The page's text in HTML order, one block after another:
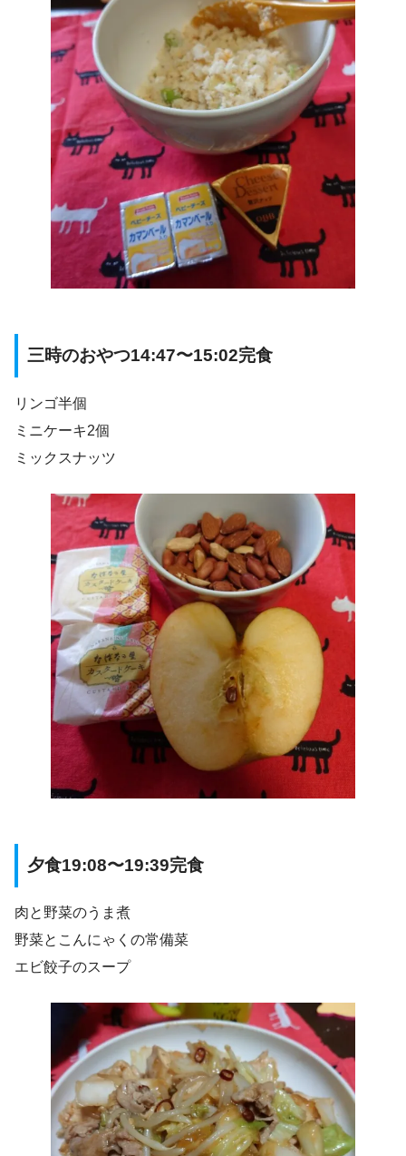
三時のおやつ14:47〜15:02完食
リンゴ半個
ミニケーキ2個
ミックスナッツ
夕食19:08〜19:39完食
肉と野菜のうま煮
野菜とこんにゃくの常備菜
エビ餃子のスープ